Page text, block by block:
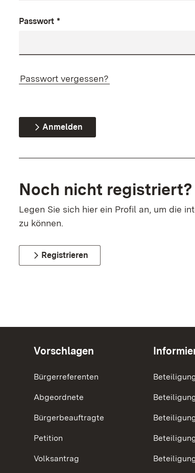
Passwort *
Passwort vergessen?
Anmelden
Noch nicht registriert?
Legen Sie sich hier ein Profil an, um die
zu können.
Registrieren
Vorschlagen
Bürgerreferenten
Abgeordnete
Bürgerbeauftragte
Petition
Volksantrag